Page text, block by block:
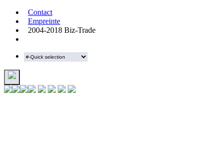
Contact
Empreinte
2004-2018 Biz-Trade